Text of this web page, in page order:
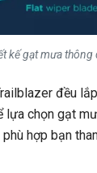
kế gạt mưa thông
đều
lựa chọn gạt
hợp bạn